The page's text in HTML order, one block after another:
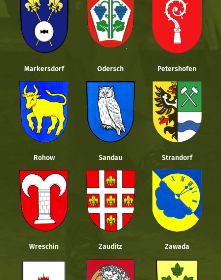
Markersdorf Odersch Petershofen
Rohow Sandau Strandorf
Wreschin Zauditz Zawada